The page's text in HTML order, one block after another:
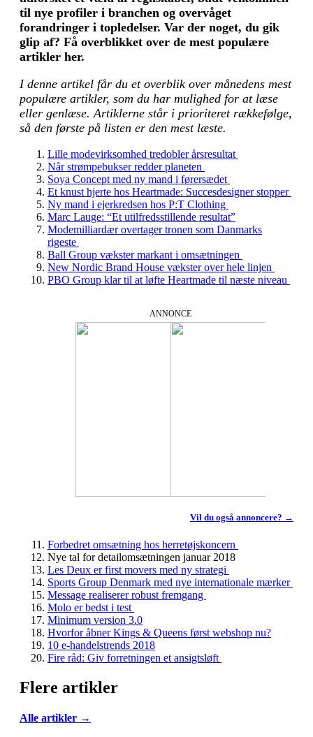
til nye profiler i branchen og overvåget
forandringer i topledelser. Var der noget, du gik
glip af? Få overblikket over de mest populære
artikler her.
I denne artikel får du et overblik over månedens mest
populære artikler, som du har mulighed for at læse
eller genlæse. Artiklerne står i prioriteret rækkefølge,
så den første på listen er den mest læste.
Lille modevirksomhed tredobler årsresultat
Når strømpebukser redder planeten
Soya Concept med ny mand i førersædet
Et knust hjerte hos Heartmade: Succesdesigner stopper
Ny mand i ejerkredsen hos P:T Clothing
Marc Lauge: “Et utilfredsstillende resultat”
Modemilliardær overtager tronen som Danmarks
rigeste
Ball Group vækster markant i omsætningen
New Nordic Brand House vækster over hele linjen
PBO Group klar til at løfte Heartmade til næste niveau
ANNONCE
Vil du også annoncere? →
Forbedret omsætning hos herretøjskoncern
Nye tal for detailomsætningen januar 2018
Les Deux er first movers med ny strategi
Sports Group Denmark med nye internationale mærker
Message realiserer robust fremgang
Molo er bedst i test
Minimum version 3.0
Hvorfor åbner Kings & Queens først webshop nu?
10 e-handelstrends 2018
Fire råd: Giv forretningen et ansigtsløft
Flere artikler
Alle artikler →